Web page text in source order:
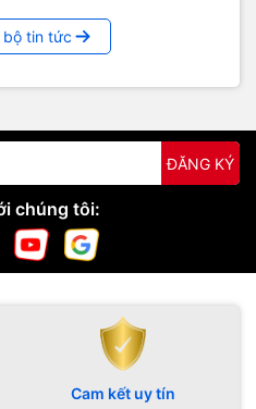
bộ tin tức
ĐĂNG KÝ
chúng tôi:
Cam kết uy tín